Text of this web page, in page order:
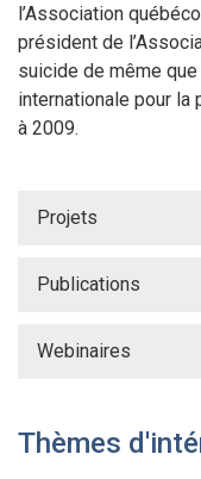
l’Association
président de
suicide de même
internationale pour la
à 2009.
Projets
Publications
Webinaires
Thèmes